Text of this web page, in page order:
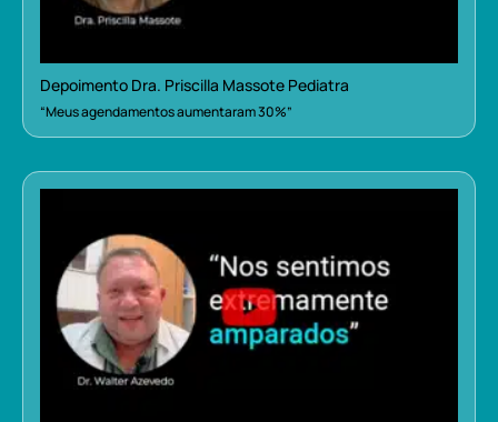
Depoimento Dra. Priscilla Massote Pediatra
“Meus agendamentos aumentaram 30%”